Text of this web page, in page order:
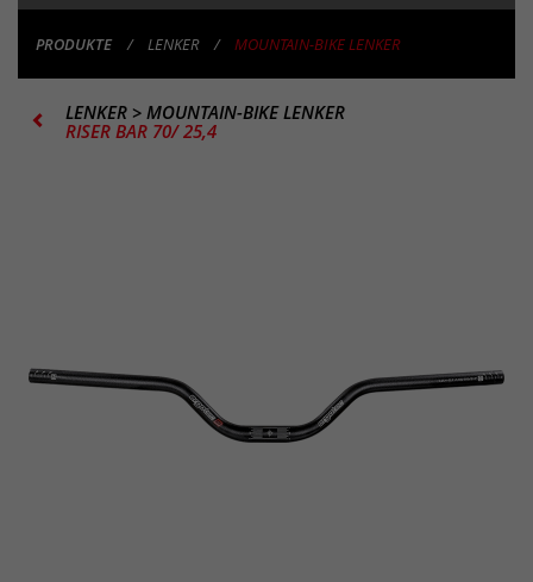
PRODUKTE LENKER MOUNTAIN-BIKE LENKER
LENKER > MOUNTAIN-BIKE LENKER
RISER BAR 70/ 25,4